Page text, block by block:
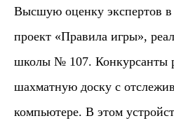
Высшую оценку экспертов в
проект «Правила игры»,
школы № 107. Конкурсанты
шахматную доску с
компьютере. В этом